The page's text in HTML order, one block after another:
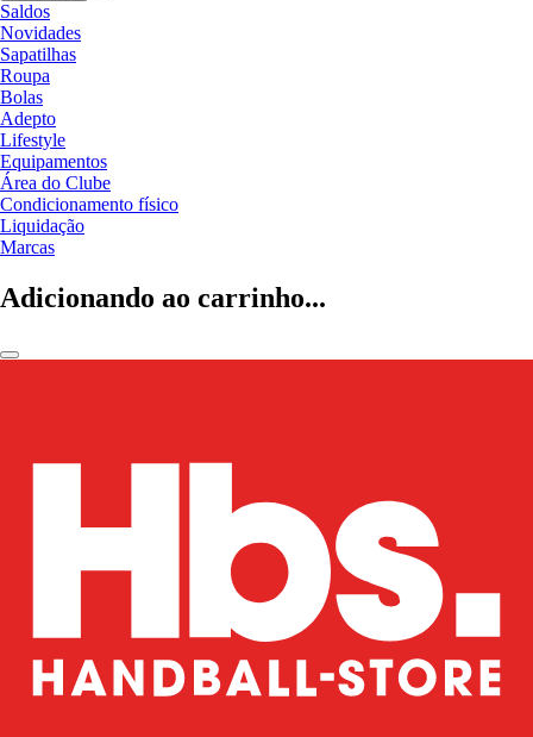
Saldos
Novidades
Sapatilhas
Roupa
Bolas
Adepto
Lifestyle
Equipamentos
Área do Clube
Condicionamento físico
Liquidação
Marcas
Adicionando ao carrinho...